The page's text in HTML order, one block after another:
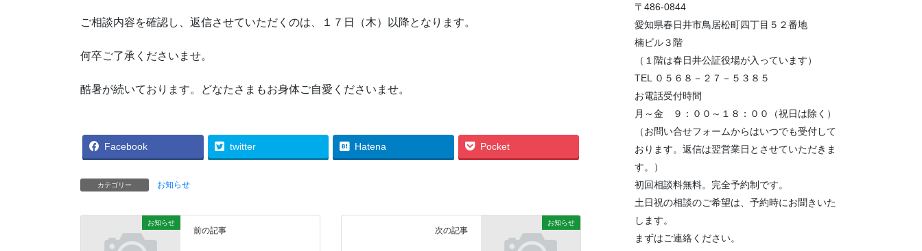
ご相談内容を確認し、返信させていただくのは、１７日（木）以降となります。
何卒ご了承くださいませ。
酷暑が続いております。どなたさまもお身体ご自愛くださいませ。
Facebook twitter Hatena Pocket
カテゴリー お知らせ
お知らせ
前の記事
お知らせ
次の記事
〒486-0844
愛知県春日井市鳥居松町四丁目５２番地
楠ビル３階
（１階は春日井公証役場が入っています）
TEL ０５６８－２７－５３８５
お電話受付時間
月～金 ９：００～１８：００（祝日は除く）
（お問い合せフォームからはいつでも受付して
おります。返信は翌営業日とさせていただきま
す。）
初回相談料無料。完全予約制です。
土日祝の相談のご希望は、予約時にお聞きいた
します。
まずはご連絡ください。